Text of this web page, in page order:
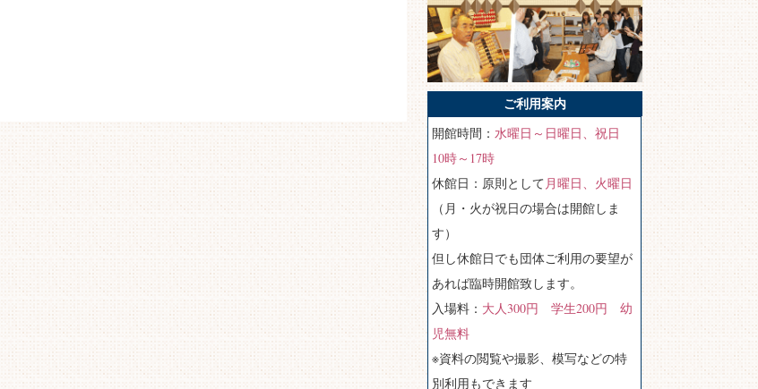
ご利用案内
開館時間：水曜日～日曜日、祝日
10時～17時
休館日：原則として月曜日、火曜日
（月・火が祝日の場合は開館しま
す）
但し休館日でも団体ご利用の要望が
あれば臨時開館致します。
入場料： 大人300円 学生200円 幼
児無料
※資料の閲覧や撮影、模写などの特
別利用もできます